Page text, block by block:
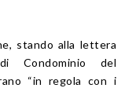
stando alla lettera
di Condominio del
“in regola con i